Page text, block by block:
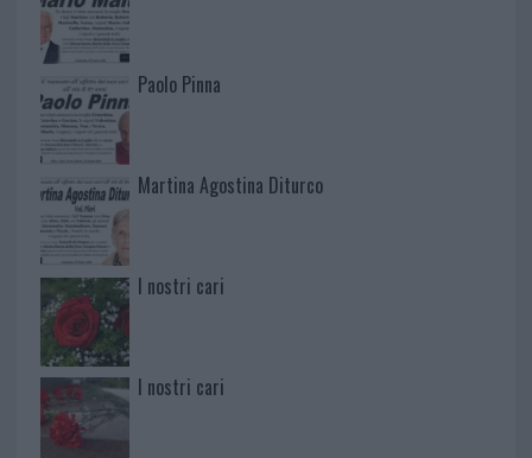
Paolo Pinna
Martina Agostina Diturco
I nostri cari
I nostri cari